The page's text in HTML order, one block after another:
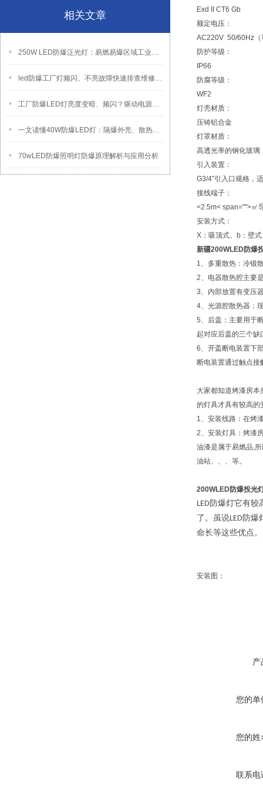
相关文章
250W LED防爆泛光灯：易燃易爆区域工业固定照明装置
led防爆工厂灯频闪、不亮故障快速排查维修方法
工厂防爆LED灯亮度变暗、频闪？驱动电源故障检修方法
一文读懂40W防爆LED灯：隔爆外壳、散热、防爆认证原理
70wLED防爆照明灯防爆原理解析与应用分析
Exd II CT6 Gb
额定电压：
AC220V 50/60Hz
防护等级：
IP66
防腐等级：
WF2
灯壳材质：
压铸铝合金
灯罩材质：
高透光率的钢化玻璃
引入装置：
G3/4”引入口规格，
接线端子：
<2.5m< span="">㎡
安装方式：
X ：吸顶式、 b ：壁
新疆200WLED防爆
1、多重散热：冷锻
2、电器散热腔主要
3、内部放置有变压
4、光源腔散热器：
5、后盖：主要用于
起对应后盖的三个
6、开盖断电装置下
断电装置通过触点
大家都知道烤漆房本
的灯具才具有较高的
1、安装线路：在烤
2、安装灯具：烤漆
油漆是属于易燃品,
油站、、、等。
200WLED防爆投光
LED防爆灯它有较
了。虽说LED防爆
命长等这些优点
安装图：
产
您的单
您的姓
联系电